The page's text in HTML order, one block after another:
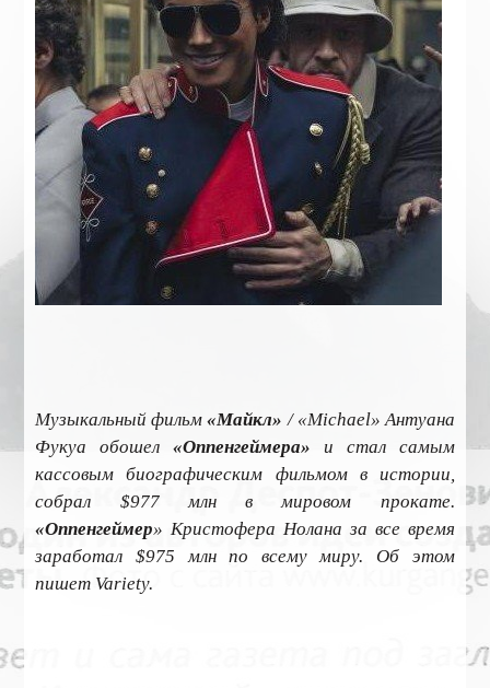
Музыкальный фильм«Майкл» / «Michael» Антуана
Фукуа обошел«Оппенгеймера» и стал самым
кассовым биографическим фильмом в истории,
собрал $977 млн в мировом прокате.
«Оппенгеймер» Кристофера Нолана за все время
заработал $975 млн по всему миру. Об этом
пишет Variety.